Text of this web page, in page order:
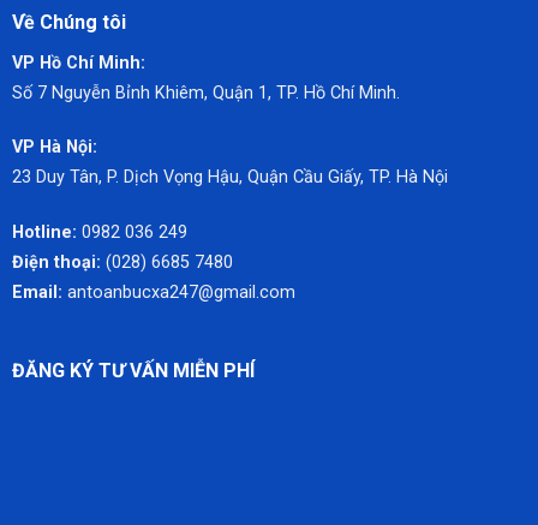
Về Chúng tôi
VP Hồ Chí Minh:
Số 7 Nguyễn Bỉnh Khiêm, Quận 1, TP. Hồ Chí Minh.
VP Hà Nội:
23 Duy Tân, P. Dịch Vọng Hậu, Quận Cầu Giấy, TP. Hà Nội
Hotline: 0982 036 249
Điện thoại: (028) 6685 7480
Email: antoanbucxa247@gmail.com
ĐĂNG KÝ TƯ VẤN MIỄN PHÍ